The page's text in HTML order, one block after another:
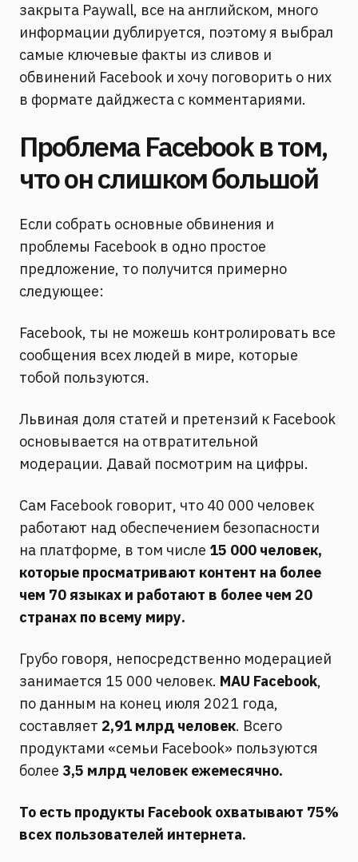
закрыта Paywall, все на английском, много
информации дублируется, поэтому я выбрал
самые ключевые факты из сливов и
обвинений Facebook и хочу поговорить о них
в формате дайджеста с комментариями.
Проблема Facebook в том,
что он слишком большой
Если собрать основные обвинения и
проблемы Facebook в одно простое
предложение, то получится примерно
следующее:
Facebook, ты не можешь контролировать все
сообщения всех людей в мире, которые
тобой пользуются.
Львиная доля статей и претензий к Facebook
основывается на отвратительной
модерации. Давай посмотрим на цифры.
Сам Facebook говорит, что 40 000 человек
работают над обеспечением безопасности
на платформе, в том числе 15 000 человек,
которые просматривают контент на более
чем 70 языках и работают в более чем 20
странах по всему миру.
Грубо говоря, непосредственно модерацией
занимается 15 000 человек. MAU Facebook,
по данным на конец июля 2021 года,
составляет 2,91 млрд человек. Всего
продуктами «семьи Facebook» пользуются
более 3,5 млрд человек ежемесячно.
То есть продукты Facebook охватывают 75%
всех пользователей интернета.